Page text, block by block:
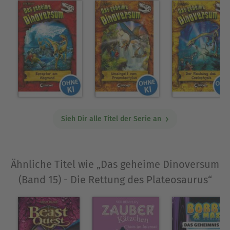
Sieh Dir alle Titel der Serie an
Ähnliche Titel wie „Das geheime Dinoversum
(Band 15) - Die Rettung des Plateosaurus“